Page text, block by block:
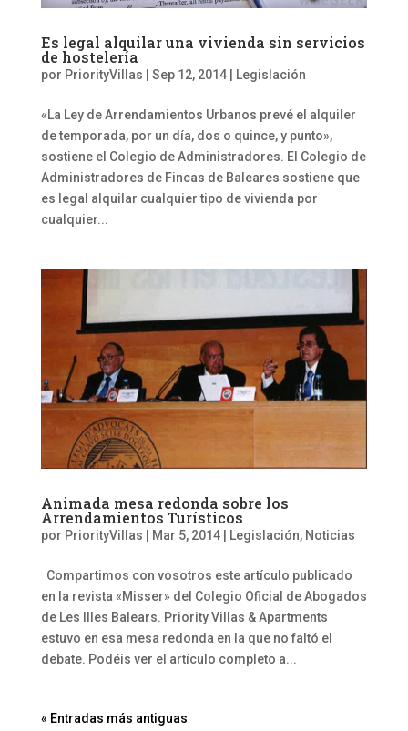
Es legal alquilar una vivienda sin servicios
de hostelería
por PriorityVillas Sep 12, 2014| Legislación
«La Ley de Arrendamientos Urbanos prevé el alquiler
de temporada, por un día, dos o quince, y punto»,
sostiene el Colegio de Administradores. El Colegio de
Administradores de Fincas de Baleares sostiene que
es legal alquilar cualquier tipo de vivienda por
cualquier...
Animada mesa redonda sobre los
Arrendamientos Turísticos
por PriorityVillas Mar 5, 2014| Legislación, Noticias
Compartimos con vosotros este artículo publicado
en la revista «Misser» del Colegio Oficial de Abogados
de Les Illes Balears. Priority Villas & Apartments
estuvo en esa mesa redonda en la que no faltó el
debate. Podéis ver el artículo completo a...
« Entradas más antiguas